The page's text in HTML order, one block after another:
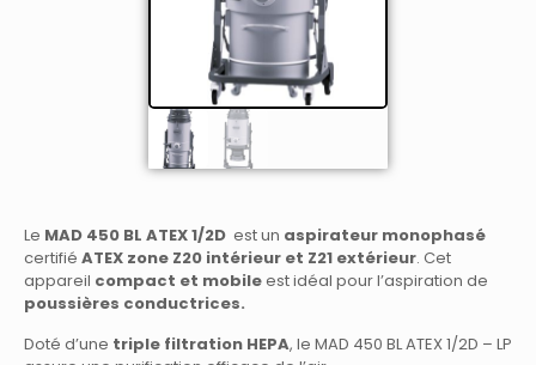
Le MAD 450 BL ATEX 1/2D est un aspirateur monophasé
certifié ATEX zone Z20 intérieur et Z21 extérieur. Cet
appareil compact et mobileest idéal pour l’aspiration de
poussières conductrices.
Doté d’une triple filtration HEPA, le MAD 450 BL ATEX 1/2D – LP